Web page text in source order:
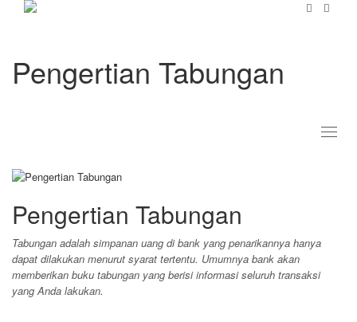
Pengertian Tabungan
Pengertian Tabungan
Tabungan adalah simpanan uang di bank yang penarikannya hanya
dapat dilakukan menurut syarat tertentu. Umumnya bank akan
memberikan buku tabungan yang berisi informasi seluruh transaksi
yang Anda lakukan.